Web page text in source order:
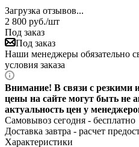
Загрузка отзывов...
2 800 руб./шт
Под заказ
Под заказ
Наши менеджеры обязательно
условия заказа
Внимание! В связи с резкими
цены на сайте могут быть не
актуальность цен у
Самовывоз сегодня - бесплатно
Доставка завтра - расчет
Характеристики